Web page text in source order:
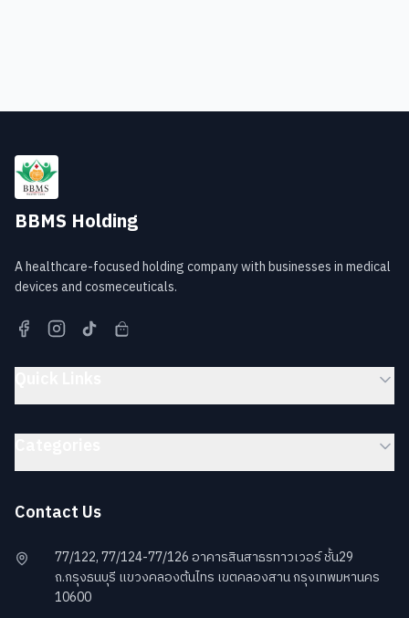
BBMS Holding
A healthcare-focused holding company with businesses in medical
devices and cosmeceuticals.
Contact Us
77/122, 77/124-77/126 อาคารสินสาธรทาวเวอร์ ชั้น29
ถ.กรุงธนบุรี แขวงคลองต้นไทร เขตคลองสาน กรุงเทพมหานคร
10600